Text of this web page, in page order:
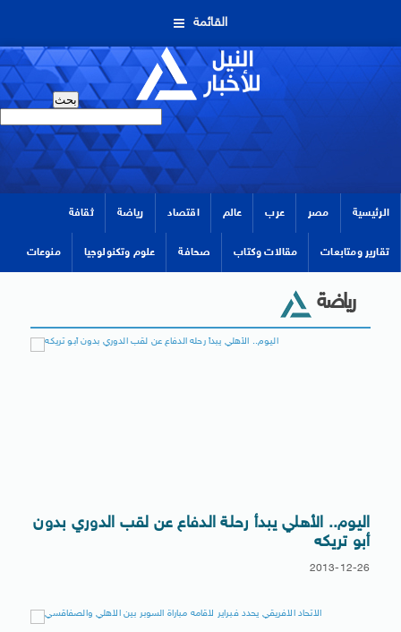
القائمة
الرئيسية مصر عرب عالم اقتصاد رياضة ثقافة
تقارير ومتابعات مقالات وكتاب صحافة علوم وتكنولوجيا منوعات
رياضة
اليوم.. الأهلي يبدأ رحلة الدفاع عن لقب الدوري بدون
أبو تريكه
2013-12-26